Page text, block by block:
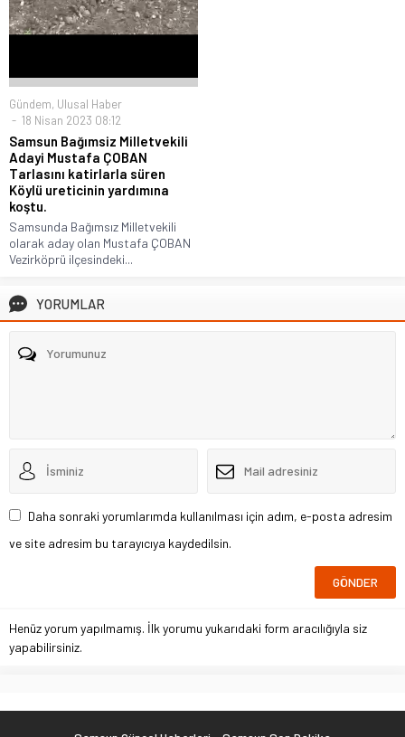
Gündem, Ulusal Haber
18 Nisan 2023 08:12
Samsun Bağımsiz Milletvekili
Adayi Mustafa ÇOBAN
Tarlasını katirlarla süren
Köylü ureticinin yardımına
koştu.
Samsunda Bağımsız Milletvekili
olarak aday olan Mustafa ÇOBAN
Vezirköprü ilçesindeki...
YORUMLAR
Daha sonraki yorumlarımda kullanılması için adım, e-posta adresim
ve site adresim bu tarayıcıya kaydedilsin.
Henüz yorum yapılmamış. İlk yorumu yukarıdaki form aracılığıyla siz
yapabilirsiniz.